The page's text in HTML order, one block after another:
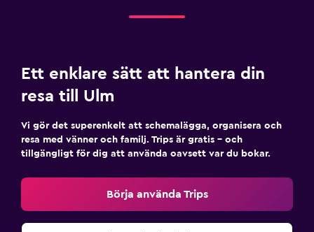
Ett enklare sätt att hantera din
resa till Ulm
Vi gör det superenkelt att schemalägga, organisera och
resa med vänner och familj. Trips är gratis – och
tillgängligt för dig att använda oavsett var du bokar.
Börja använda Trips